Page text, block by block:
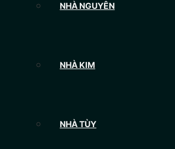
NHÀ NGUYÊN
NHÀ KIM
NHÀ TÙY